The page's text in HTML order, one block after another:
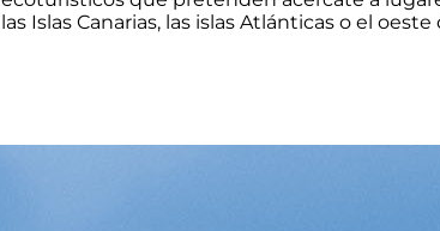
las Islas Canarias, las islas Atlánticas o el oeste